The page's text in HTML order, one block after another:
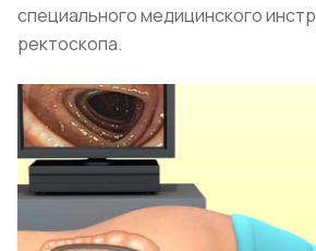
специального медицинского
ректоскопа.